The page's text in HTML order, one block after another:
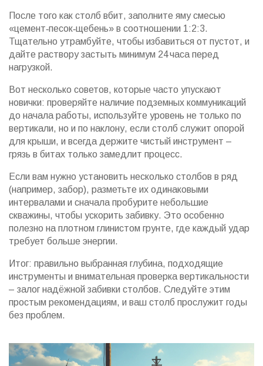
После того как столб вбит, заполните яму смесью
«цемент‑песок‑щебень» в соотношении 1:2:3.
Тщательно утрамбуйте, чтобы избавиться от пустот, и
дайте раствору застыть минимум 24 часа перед
нагрузкой.
Вот несколько советов, которые часто упускают
новички: проверяйте наличие подземных коммуникаций
до начала работы, используйте уровень не только по
вертикали, но и по наклону, если столб служит опорой
для крыши, и всегда держите чистый инструмент –
грязь в битах только замедлит процесс.
Если вам нужно установить несколько столбов в ряд
(например, забор), разметьте их одинаковыми
интервалами и сначала пробурите небольшие
скважины, чтобы ускорить забивку. Это особенно
полезно на плотном глинистом грунте, где каждый удар
требует больше энергии.
Итог: правильно выбранная глубина, подходящие
инструменты и внимательная проверка вертикальности
– залог надёжной забивки столбов. Следуйте этим
простым рекомендациям, и ваш столб прослужит годы
без проблем.